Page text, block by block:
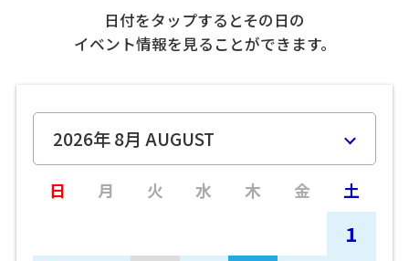
日付をタップするとその日の
イベント情報を見ることができます。
日 月 火 水 木 金 土
1